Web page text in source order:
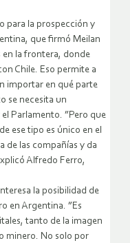
para la prospección y
que firmó Meilan
en la frontera, donde
Chile. Eso permite a
importar en qué parte
se necesita un
Parlamento. ”Pero que
ese tipo es único en el
de las compañías y da
Alfredo Ferro,
la posibilidad de
en Argentina. ”Es
tanto de la imagen
minero. No solo por